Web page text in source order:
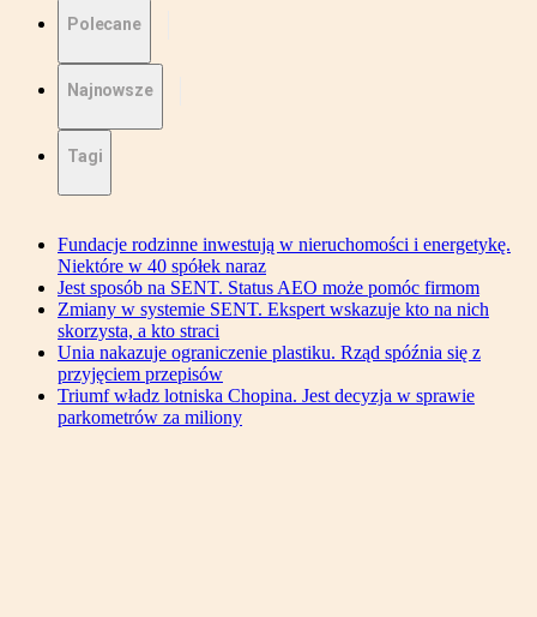
Polecane
Najnowsze
Tagi
Fundacje rodzinne inwestują w nieruchomości i energetykę.
Niektóre w 40 spółek naraz
Jest sposób na SENT. Status AEO może pomóc firmom
Zmiany w systemie SENT. Ekspert wskazuje kto na nich
skorzysta, a kto straci
Unia nakazuje ograniczenie plastiku. Rząd spóźnia się z
przyjęciem przepisów
Triumf władz lotniska Chopina. Jest decyzja w sprawie
parkometrów za miliony